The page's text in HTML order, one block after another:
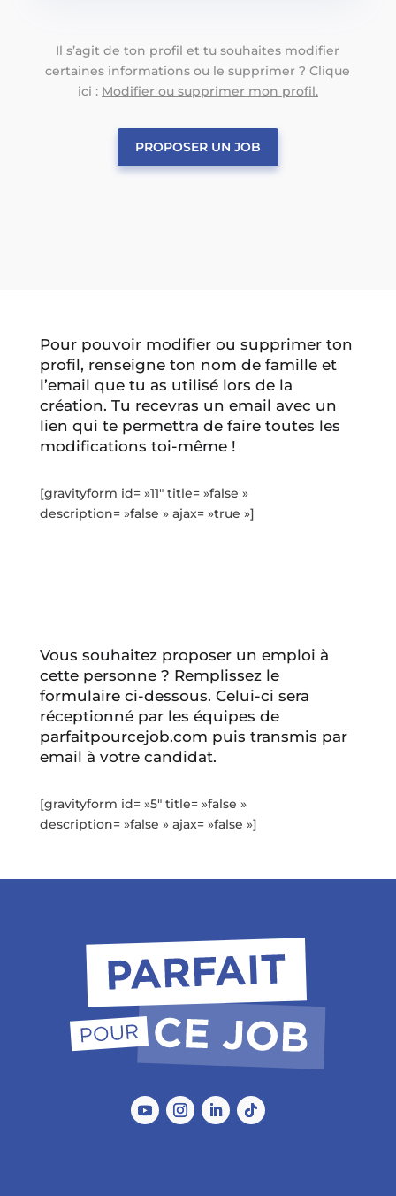
Il s’agit de ton profil et tu souhaites modifier
certaines informations ou le supprimer ? Clique
ici : Modifier ou supprimer mon profil.
PROPOSER UN JOB
Pour pouvoir modifier ou supprimer ton
profil, renseigne ton nom de famille et
l’email que tu as utilisé lors de la
création. Tu recevras un email avec un
lien qui te permettra de faire toutes les
modifications toi-même !
[gravityform id= »11″ title= »false »
description= »false » ajax= »true »]
Vous souhaitez proposer un emploi à
cette personne ? Remplissez le
formulaire ci-dessous. Celui-ci sera
réceptionné par les équipes de
parfaitpourcejob.com puis transmis par
email à votre candidat.
[gravityform id= »5″ title= »false »
description= »false » ajax= »false »]